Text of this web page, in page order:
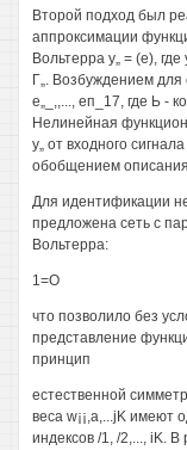
Второй подход был
аппроксимации
Вольтерра у„ = (е),
Г„. Возбуждением для
е„_,,..., еп_17, где Ь -
Нелинейная
у„ от входного
обобщением
Для идентификации
предложена сеть с
Вольтерра:
1=О
что позволило без
представление
принцип
естественной
веса w¡¡,a,...jK имеют
индексов /1, /2,..., iK.